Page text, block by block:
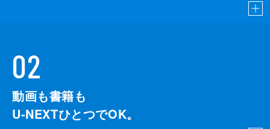
02
動画も書籍も
U-NEXTひとつでOK。